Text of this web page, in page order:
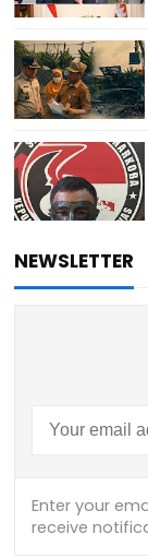
NEWSLETTER